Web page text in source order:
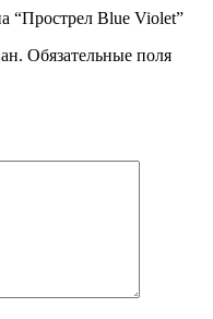
“Прострел Blue Violet”
Обязательные поля